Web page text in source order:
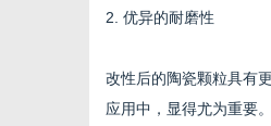
2. 优异的耐磨性
改性后的陶瓷颗粒具有
应用中，显得尤为重要。